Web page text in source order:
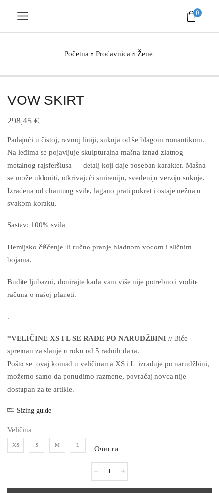
0
Početna Prodavnica Žene
VOW SKIRT
298,45 €
Padajući u čistoj, ravnoj liniji, suknja odiše blagom romantikom.
Na leđima se pojavljuje skulpturalna mašna iznad zlatnog
metalnog rajsferšlusa — detalj koji daje poseban karakter. Mašna
se može ukloniti, otkrivajući smireniju, svedeniju verziju suknje.
Izrađena od chantung svile, lagano prati pokret i ostaje nežna u
svakom koraku.
Sastav: 100% svila
Hemijsko čišćenje ili ručno pranje hladnom vodom i sličnim
bojama.
Budite ljubazni, donirajte kada vam više nije potrebno i vodite
računa o našoj planeti.
.
*VELIČINE XS I L SE RADE PO NARUDŽBINI // Biće
spreman za slanje u roku od 5 radnih dana.
Pošto se ovaj komad u veličinama XS i L izrađuje po narudžbini,
možemo samo da ponudimo razmene, povraćaj novca nije
dostupan za te artikle.
Sizing guide
Veličina
XS S M L
Очисти